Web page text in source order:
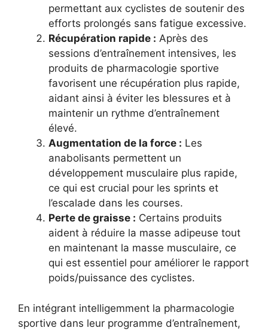
permettant aux cyclistes de soutenir des
efforts prolongés sans fatigue excessive.
Récupération rapide : Après des
sessions d’entraînement intensives, les
produits de pharmacologie sportive
favorisent une récupération plus rapide,
aidant ainsi à éviter les blessures et à
maintenir un rythme d’entraînement
élevé.
Augmentation de la force : Les
anabolisants permettent un
développement musculaire plus rapide,
ce qui est crucial pour les sprints et
l’escalade dans les courses.
Perte de graisse : Certains produits
aident à réduire la masse adipeuse tout
en maintenant la masse musculaire, ce
qui est essentiel pour améliorer le rapport
poids/puissance des cyclistes.
En intégrant intelligemment la pharmacologie
sportive dans leur programme d’entraînement,